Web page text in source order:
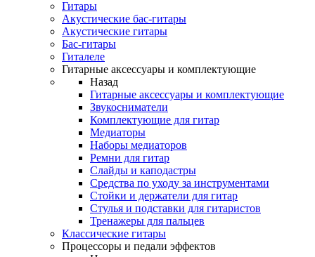
Гитары
Акустические бас-гитары
Акустические гитары
Бас-гитары
Гиталеле
Гитарные аксессуары и комплектующие
Назад
Гитарные аксессуары и комплектующие
Звукосниматели
Комплектующие для гитар
Медиаторы
Наборы медиаторов
Ремни для гитар
Слайды и каподастры
Средства по уходу за инструментами
Стойки и держатели для гитар
Стулья и подставки для гитаристов
Тренажеры для пальцев
Классические гитары
Процессоры и педали эффектов